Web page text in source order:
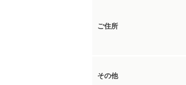
ご住所
その他